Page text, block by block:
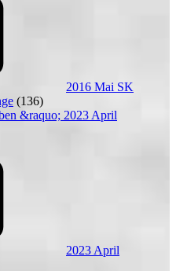
2016 Mai SK
(136)
2023 April